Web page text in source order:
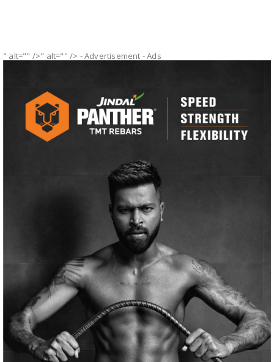
" alt="" />" alt="" /> - Advertisement -Ads